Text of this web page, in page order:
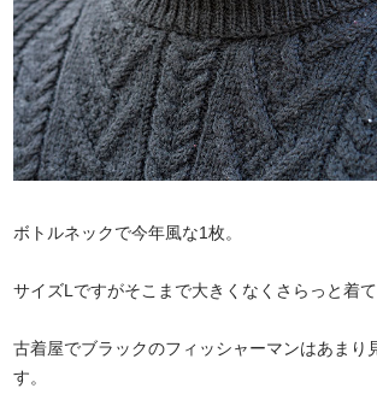
ボトルネックで今年風な1枚。
サイズLですがそこまで大きくなくさらっと着て
古着屋でブラックのフィッシャーマンはあまり
す。